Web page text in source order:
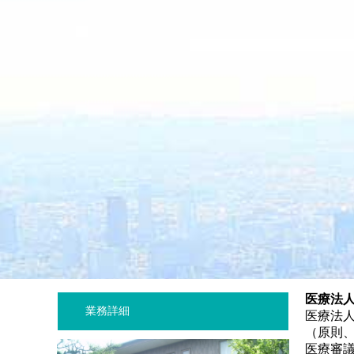
業務詳細
医療法
医療法
（原則
医療審